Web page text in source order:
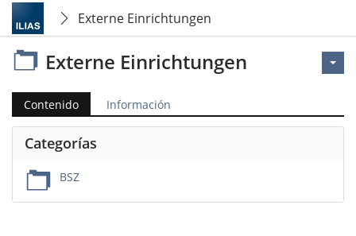
Externe Einrichtungen
Externe Einrichtungen
Contenido Información
Categorías
BSZ